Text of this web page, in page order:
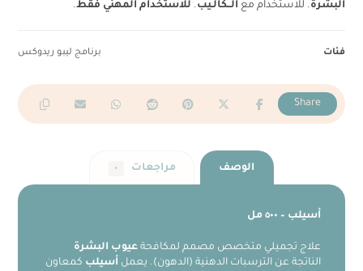
البشرة. للاستخدام مع ألــكالـيب. للاستخدام المهني فقط.
فئات برنامج ليبو ريدوكس
الوصف مراجعات ٠
أسيلب – ٥٠٠ مل
علاج تجميلي متخصص مصمم لمكافحةعيوب البشرة
الناتجة عن الترسبات الدهنية (الدهون). يعمل أسيلب كمعاون